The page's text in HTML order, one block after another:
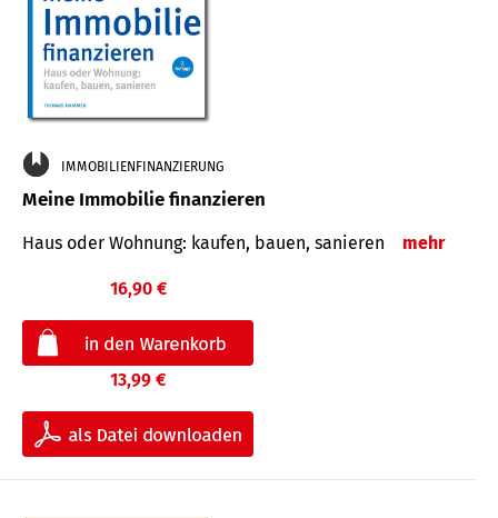
IMMOBILIENFINANZIERUNG
Meine Immobilie finanzieren
Haus oder Wohnung: kaufen, bauen, sanieren mehr
16,90 €
13,99 €